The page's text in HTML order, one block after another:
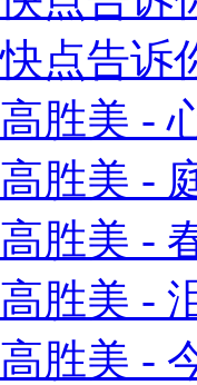
快点告诉
高胜美 -
高胜美 -
高胜美 -
高胜美 -
高胜美 -